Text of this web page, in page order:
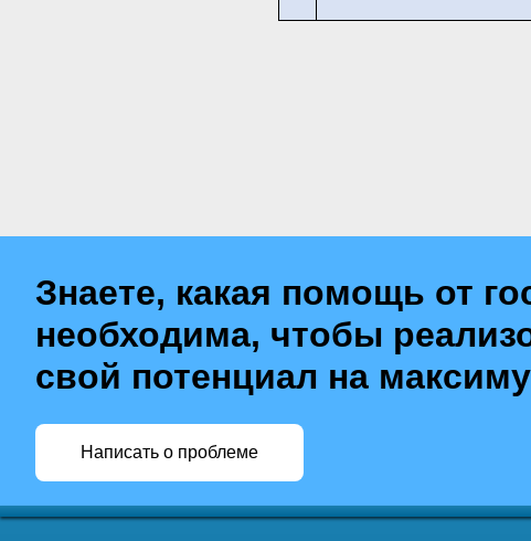
Знаете, какая помощь от
необходима, чтобы
свой потенциал на
Написать о проблеме